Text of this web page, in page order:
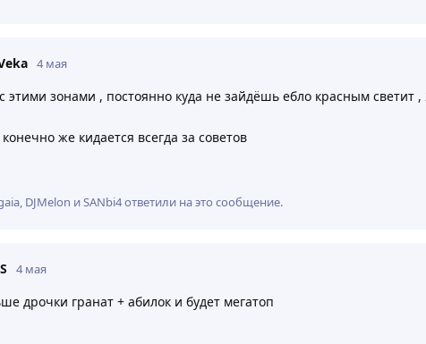
4 мая
этими зонами , постоянно куда не зайдёшь ебло красным
же кидается всегда за советов
, DJMelon иSANbi4ответили на это сообщение.
4 мая
дрочки гранат + абилок и будет мегатоп